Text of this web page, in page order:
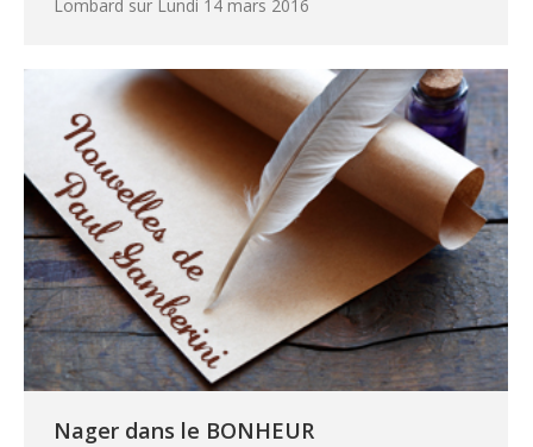
Lombard sur Lundi 14 mars 2016
Nager dans le BONHEUR